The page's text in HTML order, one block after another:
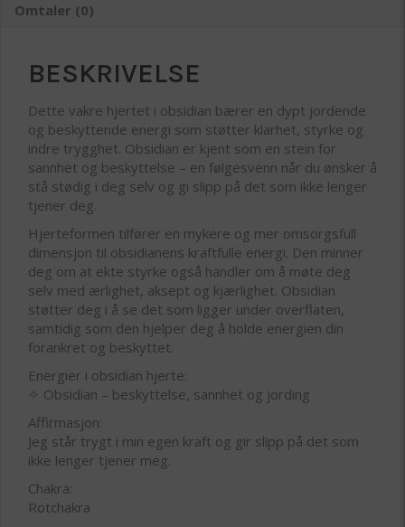
Omtaler (0)
BESKRIVELSE
Dette vakre hjertet i obsidian bærer en dypt jordende
og beskyttende energi som støtter klarhet, styrke og
indre trygghet. Obsidian er kjent som en stein for
sannhet og beskyttelse – en følgesvenn når du ønsker å
stå stødig i deg selv og gi slipp på det som ikke lenger
tjener deg.
Hjerteformen tilfører en mykere og mer omsorgsfull
dimensjon til obsidianens kraftfulle energi. Den minner
deg om at ekte styrke også handler om å møte deg
selv med ærlighet, aksept og kjærlighet. Obsidian
støtter deg i å se det som ligger under overflaten,
samtidig som den hjelper deg å holde energien din
forankret og beskyttet.
Energier i obsidian hjerte:
✧ Obsidian – beskyttelse, sannhet og jording
Affirmasjon:
Jeg står trygt i min egen kraft og gir slipp på det som
ikke lenger tjener meg.
Chakra:
Rotchakra